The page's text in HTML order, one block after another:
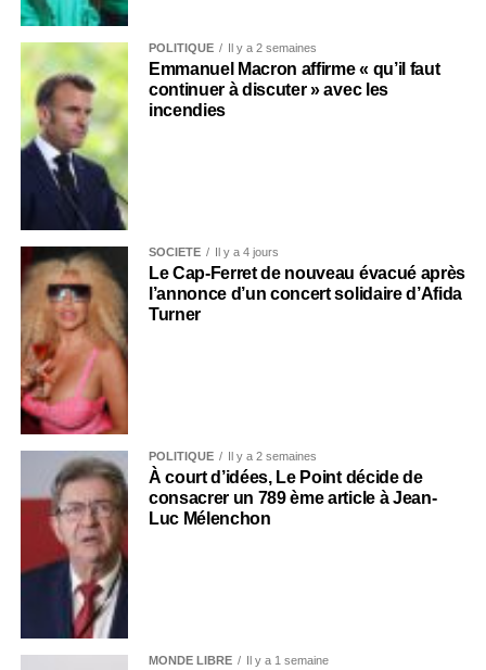
POLITIQUE Il y a 2 semaines
Emmanuel Macron affirme « qu’il faut
continuer à discuter » avec les
incendies
SOCIÉTÉ Il y a 4 jours
Le Cap-Ferret de nouveau évacué après
l’annonce d’un concert solidaire d’Afida
Turner
POLITIQUE Il y a 2 semaines
À court d’idées, Le Point décide de
consacrer un 789 ème article à Jean-
Luc Mélenchon
MONDE LIBRE Il y a 1 semaine